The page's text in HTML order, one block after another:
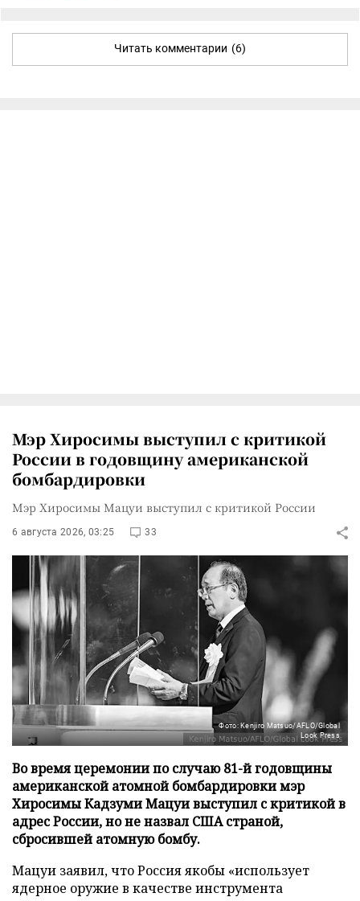
Читать комментарии (6)
Мэр Хиросимы выступил с критикой
России в годовщину американской
бомбардировки
Мэр Хиросимы Мацуи выступил с критикой России
6 августа 2026, 03:25 33
Фото: Kenjiro Matsuo/AFLO/Global
Look Press
Во время церемонии по случаю 81-й годовщины
американской атомной бомбардировки мэр
Хиросимы Кадзуми Мацуи выступил с критикой в
адрес России, но не назвал США страной,
сбросившей атомную бомбу.
Мацуи заявил, что Россия якобы «использует
ядерное оружие в качестве инструмента